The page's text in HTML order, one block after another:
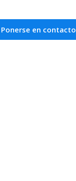
Ponerse en contacto